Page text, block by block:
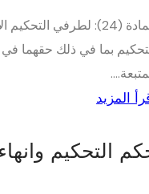
المادة (24): لطرفي
بما في ذلك حقهما في
المزيد
التحكيم